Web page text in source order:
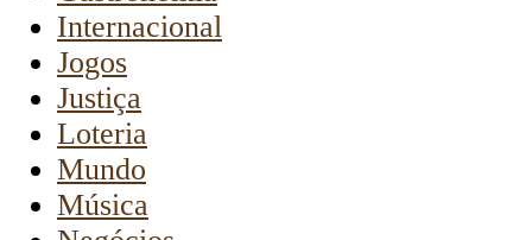
Internacional
Jogos
Justiça
Loteria
Mundo
Música